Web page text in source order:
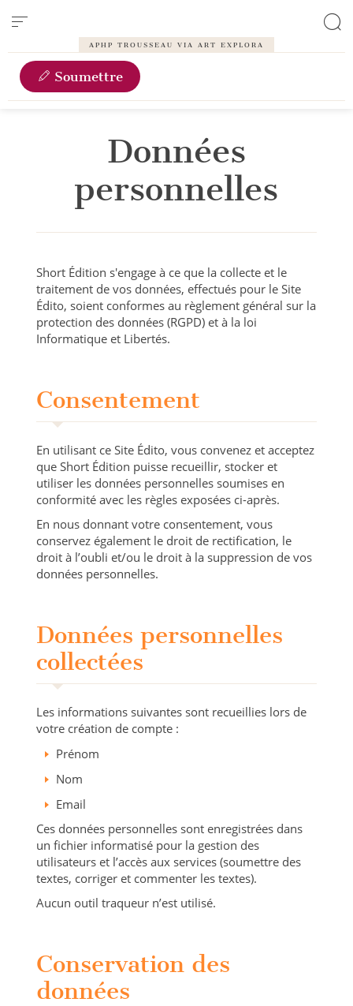
APHP TROUSSEAU VIA ART EXPLORA
Soumettre
Données
personnelles
Short Édition s'engage à ce que la collecte et le
traitement de vos données, effectués pour le Site
Édito, soient conformes au règlement général sur la
protection des données (RGPD) et à la loi
Informatique et Libertés.
Consentement
En utilisant ce Site Édito, vous convenez et acceptez
que Short Édition puisse recueillir, stocker et
utiliser les données personnelles soumises en
conformité avec les règles exposées ci-après.
En nous donnant votre consentement, vous
conservez également le droit de rectification, le
droit à l’oubli et/ou le droit à la suppression de vos
données personnelles.
Données personnelles
collectées
Les informations suivantes sont recueillies lors de
votre création de compte :
Prénom
Nom
Email
Ces données personnelles sont enregistrées dans
un fichier informatisé pour la gestion des
utilisateurs et l’accès aux services (soumettre des
textes, corriger et commenter les textes).
Aucun outil traqueur n’est utilisé.
Conservation des
données